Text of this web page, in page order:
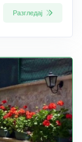
Разгледај